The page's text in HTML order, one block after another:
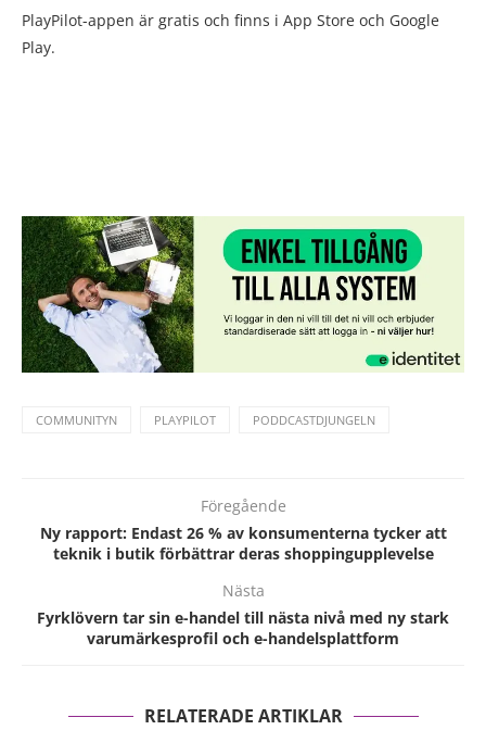
PlayPilot-appen är gratis och finns i App Store och Google
Play.
COMMUNITYN PLAYPILOT PODDCASTDJUNGELN
Föregående
Ny rapport: Endast 26 % av konsumenterna tycker att
teknik i butik förbättrar deras shoppingupplevelse
Nästa
Fyrklövern tar sin e-handel till nästa nivå med ny stark
varumärkesprofil och e-handelsplattform
RELATERADE ARTIKLAR